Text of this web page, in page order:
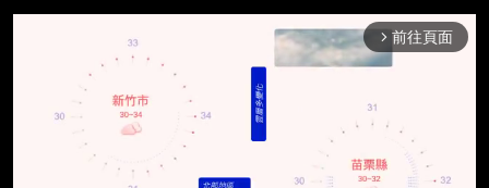
arrow_forward_ios 前往頁面